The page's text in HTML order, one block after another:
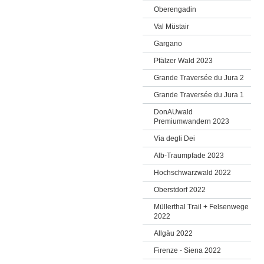
Oberengadin
Val Müstair
Gargano
Pfälzer Wald 2023
Grande Traversée du Jura 2
Grande Traversée du Jura 1
DonAUwald
Premiumwandern 2023
Via degli Dei
Alb-Traumpfade 2023
Hochschwarzwald 2022
Oberstdorf 2022
Müllerthal Trail + Felsenwege
2022
Allgäu 2022
Firenze - Siena 2022